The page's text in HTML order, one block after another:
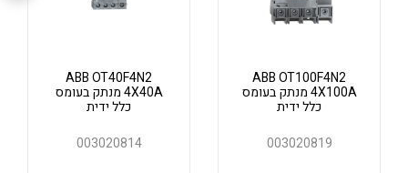
קופסאות וארונות לחשמל, בקרה ואלקטרוניקה
פתרונות וציוד לסביבה נפיצה EX
מטענים לרכב חשמלי
לכל מוצרי היצרן
ABB OT100F4N2
4X100A מנתק בעומס
כלל ידית
003020819
ABB OT40F4N2
4X40A מנתק בעומס
כלל ידית
003020814